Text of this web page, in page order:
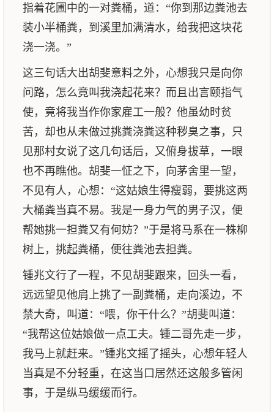
指着花圃中的一对粪桶，道：“你到那边粪池去
装小半桶粪，到溪里加满清水，给我把这块花
浇一浇。”
这三句话大出胡斐意料之外，心想我只是向你
问路，怎么竟叫我浇起花来？而且出言颐指气
使，竟将我当作你家雇工一般？他虽幼时贫
苦，却也从未做过挑粪浇粪这种秽臭之事，只
见那村女说了这几句话后，又俯身拔草，一眼
也不再瞧他。胡斐一怔之下，向茅舍里一望，
不见有人，心想：“这姑娘生得瘦弱，要挑这两
大桶粪当真不易。我是一身力气的男子汉，便
帮她挑一担粪又有何妨？”于是将马系在一株柳
树上，挑起粪桶，便往粪池去担粪。
锺兆文行了一程，不见胡斐跟来，回头一看，
远远望见他肩上挑了一副粪桶，走向溪边，不
禁大奇，叫道：“喂，你干什么？”胡斐叫道：
“我帮这位姑娘做一点工夫。锺二哥先走一步，
我马上就赶来。”锺兆文摇了摇头，心想年轻人
当真是不分轻重，在这当口居然还这般多管闲
事，于是纵马缓缓而行。